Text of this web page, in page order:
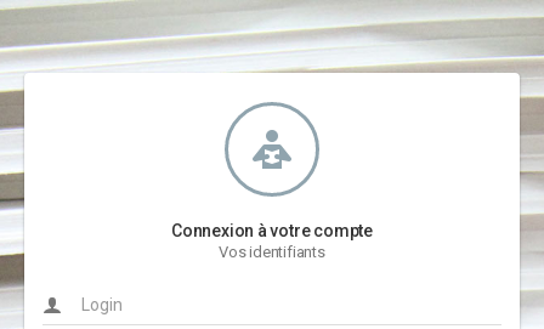
Connexion à votre compte
Vos identifiants